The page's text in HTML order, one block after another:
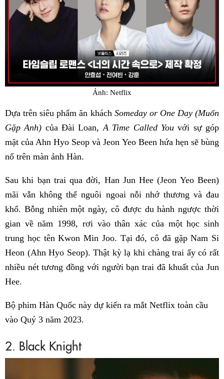
Ảnh: Netflix
Dựa trên siêu phẩm ăn khách Someday or One Day (Muốn
Gặp Anh) của Đài Loan, A Time Called Youvới sự góp
mặt của Ahn Hyo Seop và Jeon Yeo Been hứa hẹn sẽ bùng
nổ trên màn ảnh Hàn.
Sau khi bạn trai qua đời, Han Jun Hee (Jeon Yeo Been)
mãi vẫn không thể nguôi ngoai nỗi nhớ thương và đau
khổ. Bỗng nhiên một ngày, cô được du hành ngược thời
gian về năm 1998, rơi vào thân xác của một học sinh
trung học tên Kwon Min Joo. Tại đó, cô đã gặp Nam Si
Heon (Ahn Hyo Seop). Thật kỳ lạ khi chàng trai ấy có rất
nhiều nét tương đồng với người bạn trai đã khuất của Jun
Hee.
Bộ phim Hàn Quốc này dự kiến ra mắt Netflix toàn cầu
vào Quý 3 năm 2023.
2. Black Knight